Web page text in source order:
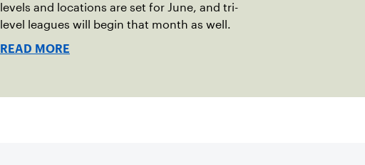
levels and locations are set for June, and tri-
level leagues will begin that month as well.
READ MORE